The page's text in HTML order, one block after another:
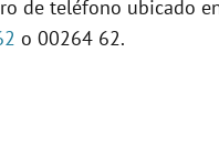
de teléfono ubicado
o 00264 62.